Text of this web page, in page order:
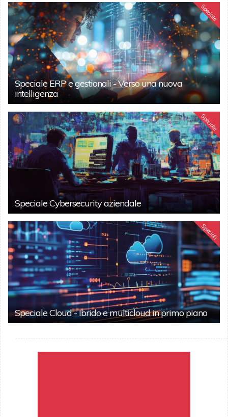
Speciale
Speciale ERP e gestionali - Verso una nuova
intelligenza
Speciale
Speciale Cybersecurity aziendale
Speciali
Speciale Cloud - Ibrido e multicloud in primo piano